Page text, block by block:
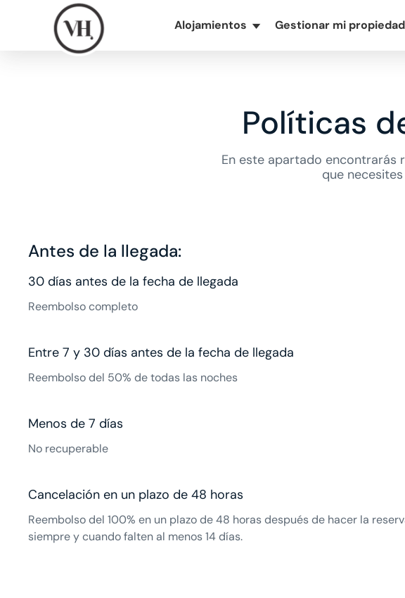
Alojamientos ▾ Gestionar mi propiedad
Políticas
En este apartado encontrarás
que
Antes de la llegada:
30 días antes de la fecha de llegada
Reembolso completo
Entre 7 y 30 días antes de la fecha de llegada
Reembolso del 50% de todas las noches
Menos de 7 días
No recuperable
Cancelación en un plazo de 48 horas
Reembolso del 100% en un plazo de 48 horas después de hacer la
siempre y cuando falten al menos 14 días.